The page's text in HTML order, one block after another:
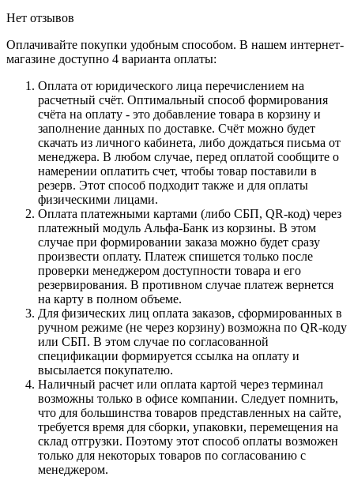
Нет отзывов
Оплачивайте покупки удобным способом. В нашем интернет-
магазине доступно 4 варианта оплаты:
Оплата от юридического лица перечислением на
расчетный счёт. Оптимальный способ формирования
счёта на оплату - это добавление товара в корзину и
заполнение данных по доставке. Счёт можно будет
скачать из личного кабинета, либо дождаться письма от
менеджера. В любом случае, перед оплатой сообщите о
намерении оплатить счет, чтобы товар поставили в
резерв. Этот способ подходит также и для оплаты
физическими лицами.
Оплата платежными картами (либо СБП, QR-код) через
платежный модуль Альфа-Банк из корзины. В этом
случае при формировании заказа можно будет сразу
произвести оплату. Платеж спишется только после
проверки менеджером доступности товара и его
резервирования. В противном случае платеж вернется
на карту в полном объеме.
Для физических лиц оплата заказов, сформированных в
ручном режиме (не через корзину) возможна по QR-коду
или СБП. В этом случае по согласованной
спецификации формируется ссылка на оплату и
высылается покупателю.
Наличный расчет или оплата картой через терминал
возможны только в офисе компании. Следует помнить,
что для большинства товаров представленных на сайте,
требуется время для сборки, упаковки, перемещения на
склад отгрузки. Поэтому этот способ оплаты возможен
только для некоторых товаров по согласованию с
менеджером.